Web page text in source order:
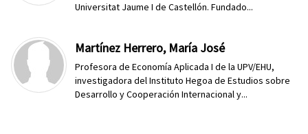
Universitat Jaume I de Castellón. Fundado...
Martínez Herrero, María José
Profesora de Economía Aplicada I de la UPV/EHU,
investigadora del Instituto Hegoa de Estudios sobre
Desarrollo y Cooperación Internacional y...